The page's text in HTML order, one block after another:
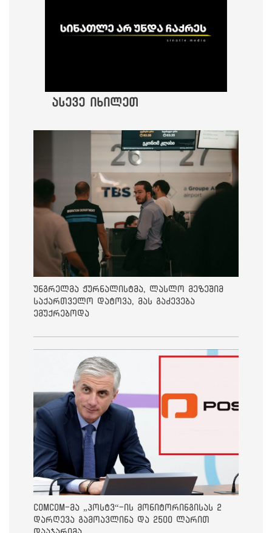
ასევე იხილეთ
უნგრელმა ჟურნალისტმა, ლასლო მეზეშიმ
საქართველო დატოვა, მას გაძევება
ემუქრებოდა
ComCom-მა „პოსტვ“-ის მონიტორინგისას 2
დარღევა გამოავლინა და 2500 ლარით
დააჯარიმა